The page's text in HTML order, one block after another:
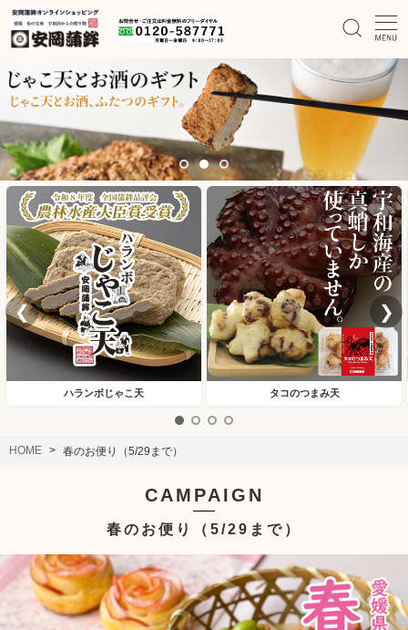
ハランボじゃこ天 タコのつまみ天
❮ ❯
HOME 春のお便り（5/29まで）
CAMPAIGN
春のお便り（5/29まで）